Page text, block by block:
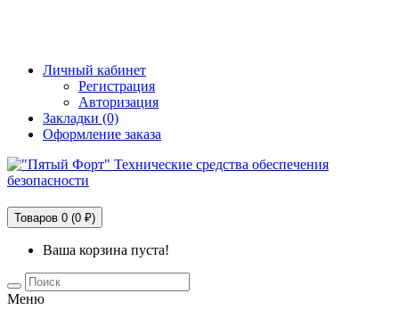
Личный кабинет
Регистрация
Авторизация
Закладки (0)
Оформление заказа
Товаров 0 (0 ₽)
Ваша корзина пуста!
Меню